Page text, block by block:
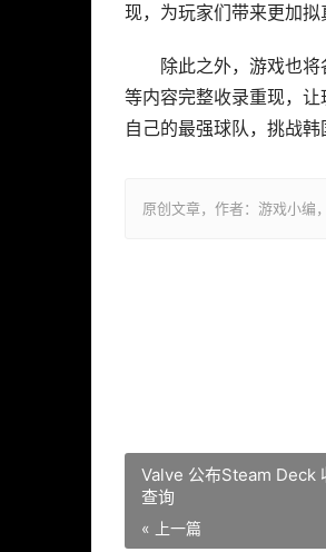
现，为玩家们带来更加拟
除此之外，游戏也
等内容完整收录重现，
自己的最强球队，挑战韩
原创文章，作者：游戏小
Valve 公布Steam Deck
查询
« 上一篇